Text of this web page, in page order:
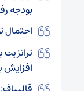
بودجه
احتمال
افزایش